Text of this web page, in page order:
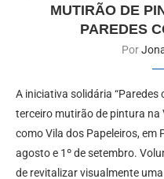
MUTIRÃO DE
PAREDES
Por
A iniciativa solidária “Paredes
terceiro mutirão de pintura na
como Vila dos Papeleiros, em
agosto e 1º de setembro.
de revitalizar visualmente